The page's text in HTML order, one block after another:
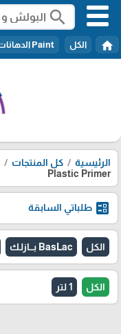
search
home الكل Paint الدهانات
الرئيسية كل المنتجات
Plastic Primer
ballot طلباتي السابقة
الكل BasLac بـــازلـك
الكل 1 لتر